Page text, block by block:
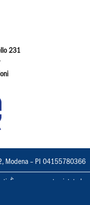
231
Modena – PI 04155780366
È espressamente vietata la
totale o parziale.